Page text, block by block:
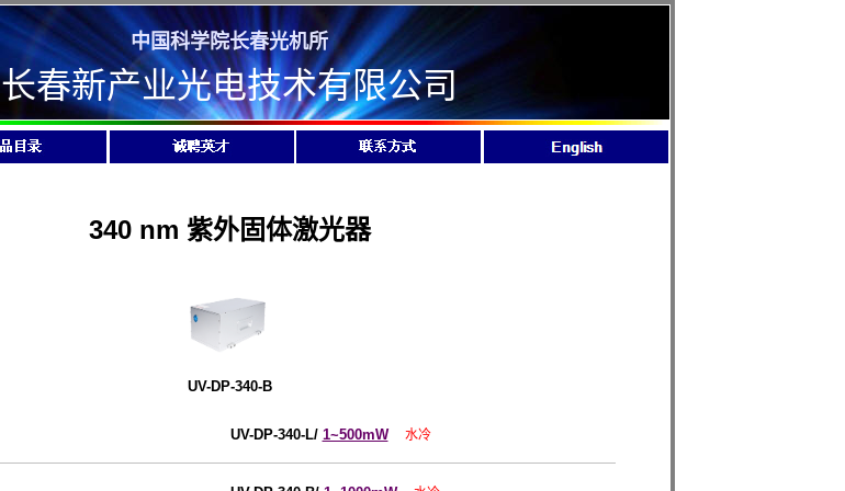
中国科学院长春光机所
长春新产业光电技术有限公司
340 nm 紫外固体激光器
UV-DP-340-B
UV-DP-340-L/ 1~500mW水冷